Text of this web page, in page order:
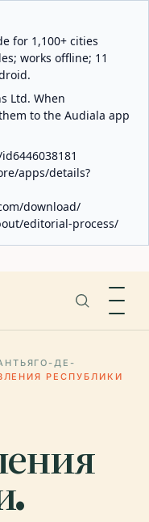
for 1,100+ cities
works offline; 11
Ltd. When
to the Audiala app
apps/details?
download/
editorial-process/
ДЕ-
РЕСПУБЛИКИ